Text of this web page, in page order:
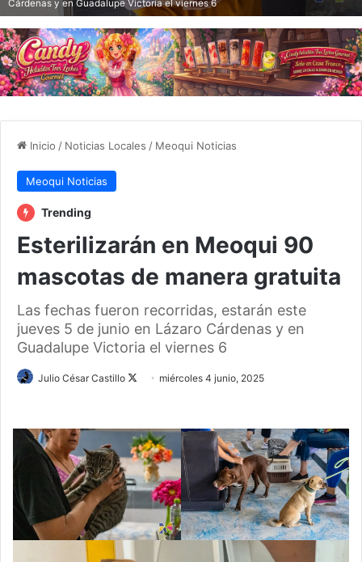
Cárdenas y en Guadalupe Victoria el viernes 6
Inicio / Noticias Locales / Meoqui Noticias
Meoqui Noticias
Trending
Esterilizarán en Meoqui 90
mascotas de manera gratuita
Las fechas fueron recorridas, estarán este
jueves 5 de junio en Lázaro Cárdenas y en
Guadalupe Victoria el viernes 6
Julio César Castillo
Followmiércoles 4 junio, 2025